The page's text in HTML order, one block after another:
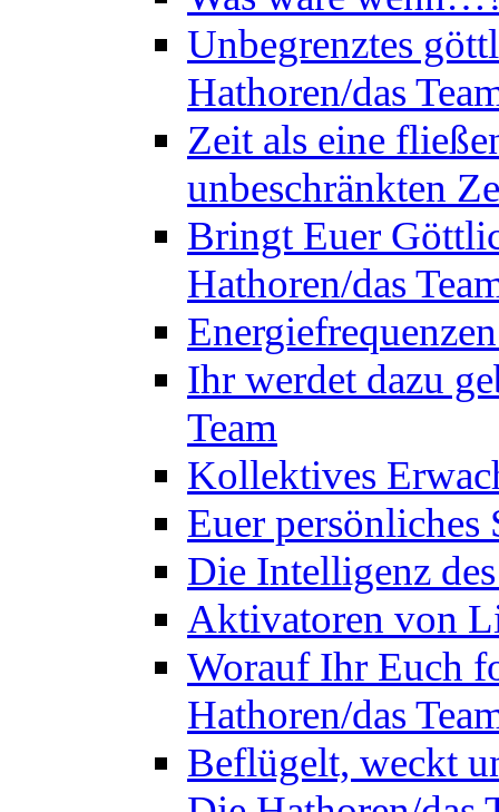
Unbegrenztes
Hathoren/das
Zeit als eine
unbeschränkten
Bringt Euer
Hathoren/das
Ihr werdet dazu
Team
Kollektives
Euer persönliches
Die Intelligenz
Aktivatoren von
Worauf Ihr Euch
Hathoren/das
Beflügelt, weckt